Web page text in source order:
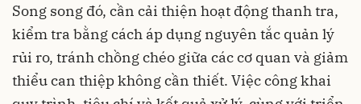
Song song đó, cần cải thiện hoạt động thanh tra,
kiểm tra bằng cách áp dụng nguyên tắc quản lý
rủi ro, tránh chồng chéo giữa các cơ quan và giảm
thiểu can thiệp không cần thiết. Việc công khai